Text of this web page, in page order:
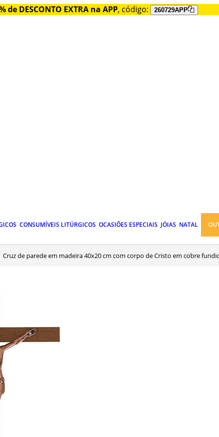
de DESCONTO EXTRA na APP, código: 260729APP
CONSUMÍVEIS LITÚRGICOS OCASIÕES ESPECIAIS JÓIAS NATAL
Cruz de parede em madeira 40x20 cm com corpo de Cristo em cobre